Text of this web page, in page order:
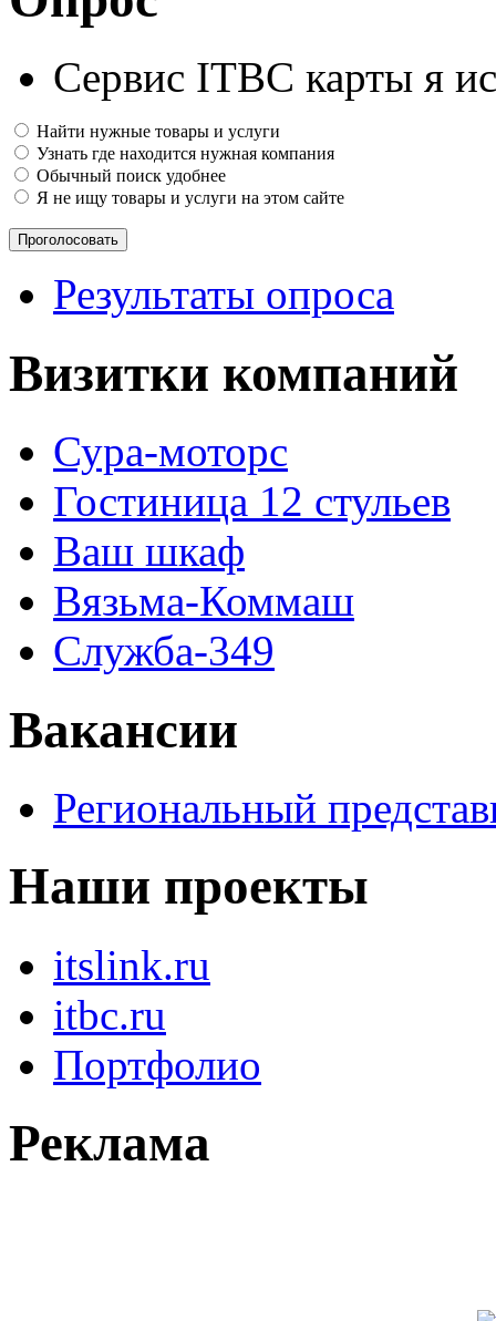
Сервис ITBC карты я
Найти нужные товары и услуги
Узнать где находится нужная компания
Обычный поиск удобнее
Я не ищу товары и услуги на этом сайте
Результаты опроса
Визитки компаний
Сура-моторс
Гостиница 12 стульев
Ваш шкаф
Вязьма-Коммаш
Служба-349
Вакансии
Региональный
Наши проекты
itslink.ru
itbc.ru
Портфолио
Реклама